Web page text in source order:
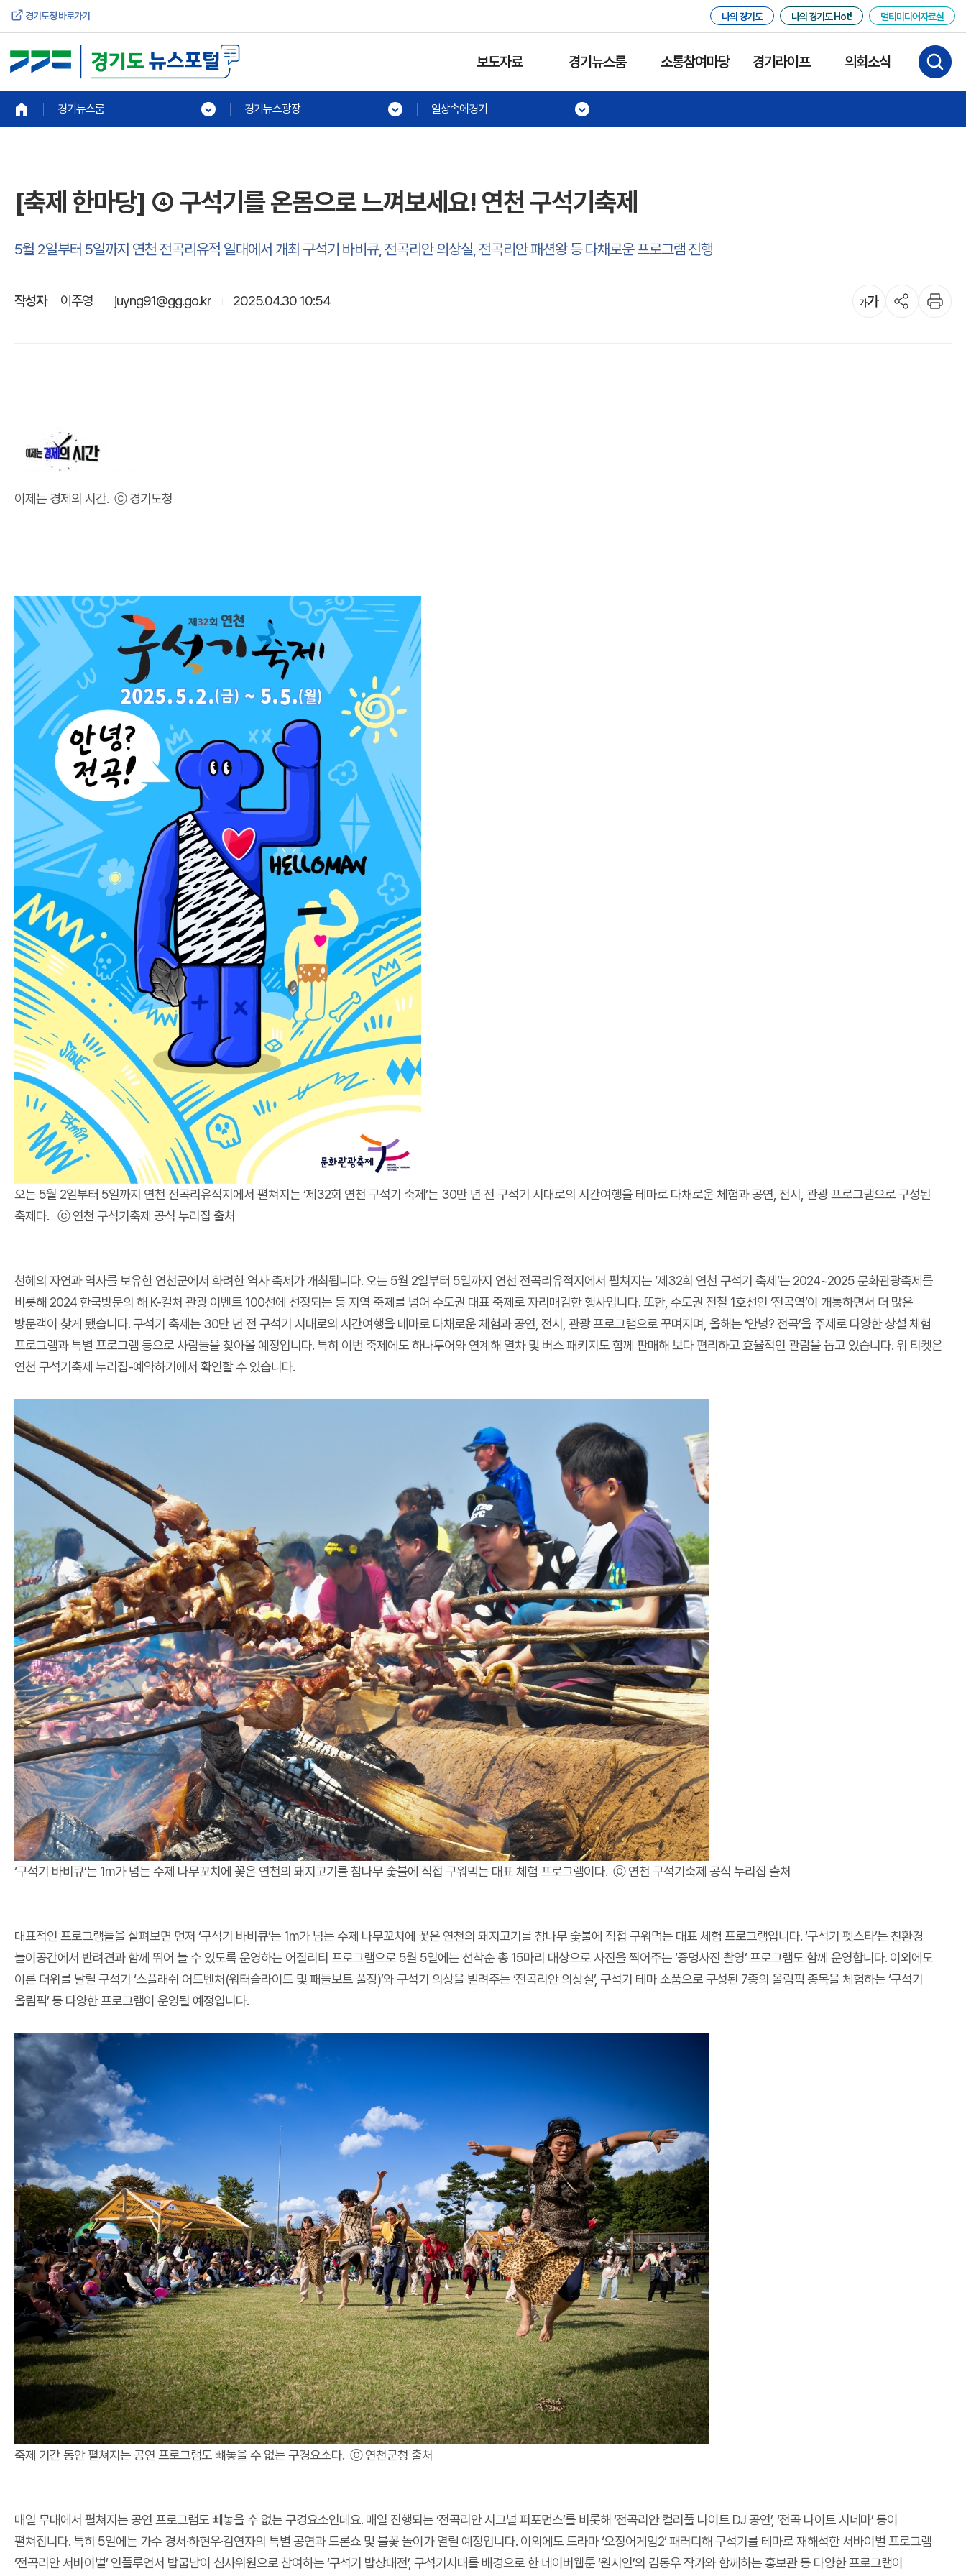
경기도청 바로가기 나의 경기도 나의 경기도 Hot! 멀티미디어자료실
보도자료 경기뉴스룸 소통참여마당 경기라이프 의회소식
경기뉴스룸 경기뉴스광장 일상속에경기
[축제 한마당] ④ 구석기를 온몸으로 느껴보세요! 연천 구석기축제
5월 2일부터 5일까지 연천 전곡리유적 일대에서 개최 구석기 바비큐, 전곡리안 의상실, 전곡리안 패션왕 등 다채로운 프로그램 진행
작성자 이주영 juyng91@gg.go.kr 2025.04.30 10:54
이제는 경제의 시간. ⓒ 경기도청
오는 5월 2일부터 5일까지 연천 전곡리유적지에서 펼쳐지는 ‘제32회 연천 구석기 축제’는 30만 년 전 구석기 시대로의 시간여행을 테마로 다채로운 체험과 공연, 전시, 관광 프로그램으로 구성된
축제다. ⓒ 연천 구석기축제 공식 누리집 출처
천혜의 자연과 역사를 보유한 연천군에서 화려한 역사 축제가 개최됩니다. 오는 5월 2일부터 5일까지 연천 전곡리유적지에서 펼쳐지는 ‘제32회 연천 구석기 축제’는 2024~2025 문화관광축제를
비롯해 2024 한국방문의 해 K-컬처 관광 이벤트 100선에 선정되는 등 지역 축제를 넘어 수도권 대표 축제로 자리매김한 행사입니다. 또한, 수도권 전철 1호선인 ‘전곡역’이 개통하면서 더 많은
방문객이 찾게 됐습니다. 구석기 축제는 30만 년 전 구석기 시대로의 시간여행을 테마로 다채로운 체험과 공연, 전시, 관광 프로그램으로 꾸며지며, 올해는 ‘안녕? 전곡’을 주제로 다양한 상설 체험
프로그램과 특별 프로그램 등으로 사람들을 찾아올 예정입니다. 특히 이번 축제에도 하나투어와 연계해 열차 및 버스 패키지도 함께 판매해 보다 편리하고 효율적인 관람을 돕고 있습니다. 위 티켓은
연천 구석기축제 누리집-예약하기에서 확인할 수 있습니다.
‘구석기 바비큐’는 1m가 넘는 수제 나무꼬치에 꽃은 연천의 돼지고기를 참나무 숯불에 직접 구워먹는 대표 체험 프로그램이다. ⓒ 연천 구석기축제 공식 누리집 출처
대표적인 프로그램들을 살펴보면 먼저 ‘구석기 바비큐’는 1m가 넘는 수제 나무꼬치에 꽃은 연천의 돼지고기를 참나무 숯불에 직접 구워먹는 대표 체험 프로그램입니다. ‘구석기 펫스타’는 친환경
놀이공간에서 반려견과 함께 뛰어 놀 수 있도록 운영하는 어질리티 프로그램으로 5월 5일에는 선착순 총 15마리 대상으로 사진을 찍어주는 ‘증멍사진 촬영’ 프로그램도 함께 운영합니다. 이외에도
이른 더위를 날릴 구석기 ‘스플래쉬 어드벤처(워터슬라이드 및 패들보트 풀장)’와 구석기 의상을 빌려주는 ‘전곡리안 의상실’, 구석기 테마 소품으로 구성된 7종의 올림픽 종목을 체험하는 ‘구석기
올림픽’ 등 다양한 프로그램이 운영될 예정입니다.
축제 기간 동안 펼쳐지는 공연 프로그램도 뺴놓을 수 없는 구경요소다. ⓒ 연천군청 출처
매일 무대에서 펼쳐지는 공연 프로그램도 빼놓을 수 없는 구경요소인데요. 매일 진행되는 ‘전곡리안 시그널 퍼포먼스’를 비롯해 ‘전곡리안 컬러풀 나이트 DJ 공연’, ‘전곡 나이트 시네마’ 등이
펼쳐집니다. 특히 5일에는 가수 경서·하현우·김연자의 특별 공연과 드론쇼 및 불꽃 놀이가 열릴 예정입니다. 이외에도 드라마 ‘오징어게임2’ 패러디해 구석기를 테마로 재해석한 서바이벌 프로그램
‘전곡리안 서바이벌’ 인플루언서 밥굽남이 심사위원으로 참여하는 ‘구석기 밥상대전’, 구석기시대를 배경으로 한 네이버웹툰 ‘원시인’의 김동우 작가와 함께하는 홍보관 등 다양한 프로그램이